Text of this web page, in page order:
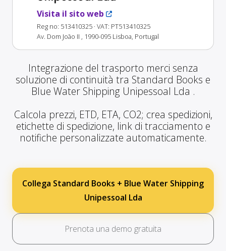
Visita il sito web
Reg no: 513410325 · VAT: PT513410325
Av. Dom João II , 1990-095 Lisboa, Portugal
Integrazione del trasporto merci senza
soluzione di continuità tra Standard Books e
Blue Water Shipping Unipessoal Lda .
Calcola prezzi, ETD, ETA, CO2; crea spedizioni,
etichette di spedizione, link di tracciamento e
notifiche personalizzate automaticamente.
Collega Standard Books + Blue Water Shipping
Unipessoal Lda
Prenota una demo gratuita